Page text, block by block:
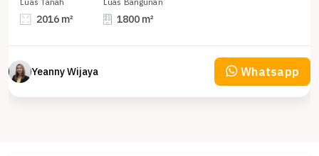
Luas Tanah
2016 m²
Luas Bangunan
1800 m²
Yeanny Wijaya Whatsapp